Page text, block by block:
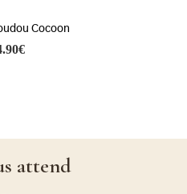
Cocoon
€
attend